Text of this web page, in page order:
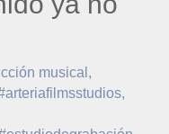
musical ,
,